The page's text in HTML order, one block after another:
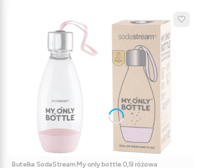
Butelka SodaStream My only bottle 0,5l różowa